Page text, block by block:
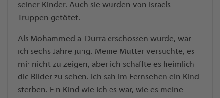
seiner Kinder. Auch sie wurden von Israels
Truppen getötet.
Als Mohammed al Durra erschossen wurde, war
ich sechs Jahre jung. Meine Mutter versuchte, es
mir nicht zu zeigen, aber ich schaffte es heimlich
die Bilder zu sehen. Ich sah im Fernsehen ein Kind
sterben. Ein Kind wie ich es war, wie es meine